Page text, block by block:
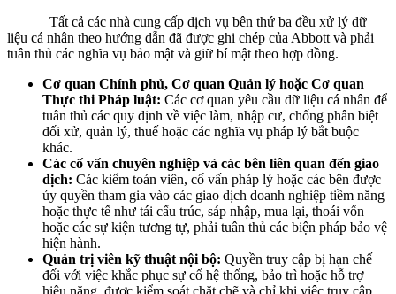
Tất cả các nhà cung cấp dịch vụ bên thứ ba đều xử lý dữ
liệu cá nhân theo hướng dẫn đã được ghi chép của Abbott và phải
tuân thủ các nghĩa vụ bảo mật và giữ bí mật theo hợp đồng.
Cơ quan Chính phủ, Cơ quan Quản lý hoặc Cơ quan
Thực thi Pháp luật: Các cơ quan yêu cầu dữ liệu cá nhân để
tuân thủ các quy định về việc làm, nhập cư, chống phân biệt
đối xử, quản lý, thuế hoặc các nghĩa vụ pháp lý bắt buộc
khác.
Các cố vấn chuyên nghiệp và các bên liên quan đến giao
dịch: Các kiểm toán viên, cố vấn pháp lý hoặc các bên được
ủy quyền tham gia vào các giao dịch doanh nghiệp tiềm năng
hoặc thực tế như tái cấu trúc, sáp nhập, mua lại, thoái vốn
hoặc các sự kiện tương tự, phải tuân thủ các biện pháp bảo vệ
hiện hành.
Quản trị viên kỹ thuật nội bộ: Quyền truy cập bị hạn chế
đối với việc khắc phục sự cố hệ thống, bảo trì hoặc hỗ trợ
hiệu năng, được kiểm soát chặt chẽ và chỉ khi việc truy cập